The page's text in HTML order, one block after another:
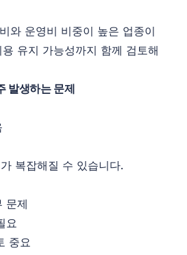
와 운영비 비중이 높은 업종이
유지 가능성까지 함께 검토해
발생하는 문제
복잡해질 수 있습니다.
문제
요
중요